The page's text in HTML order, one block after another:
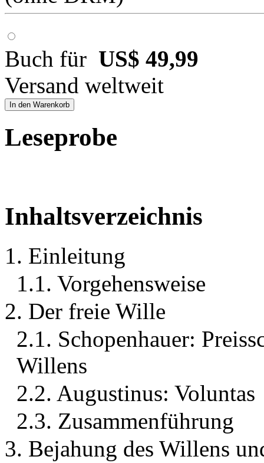
Buch für US$ 49,99
Versand weltweit
In den Warenkorb
Leseprobe
Inhaltsverzeichnis
1. Einleitung
1.1. Vorgehensweise
2. Der freie Wille
2.1. Schopenhauer:
Willens
2.2. Augustinus: Voluntas
2.3. Zusammenführung
3. Bejahung des Willens